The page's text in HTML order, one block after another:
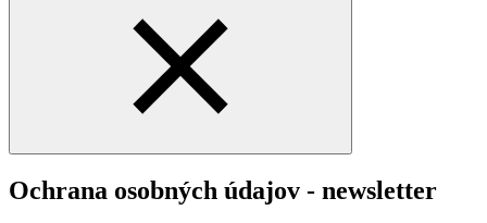
Ochrana osobných údajov - newsletter